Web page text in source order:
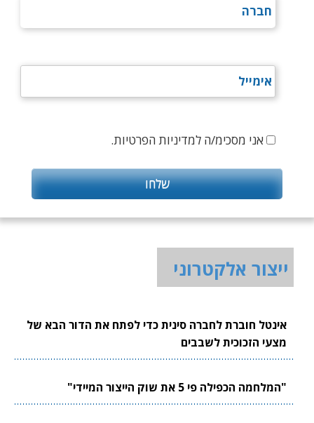
אני מסכימ/ה למדיניות הפרטיות.
ייצור אלקטרוני
אינטל חוברת לחברה סינית כדי לפתח את הדור הבא של
מצעי הזכוכית לשבבים
"המלחמה הכפילה פי 5 את שוק הייצור המיידי"